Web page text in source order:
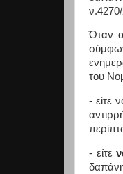
ν.4270/
Όταν
του
- είτε
- είτε